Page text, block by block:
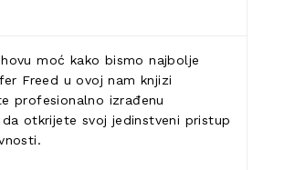
moć kako bismo najbolje
Freed u ovoj nam knjizi
profesionalno izrađenu
otkrijete svoj jedinstveni pristup